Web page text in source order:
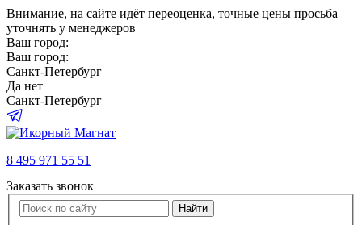
Внимание, на сайте идёт переоценка, точные цены просьба
уточнять у менеджеров
Ваш город:
Ваш город:
Санкт-Петербург
Да нет
Санкт-Петербург
8 495 971 55 51
Заказать звонок
Найти